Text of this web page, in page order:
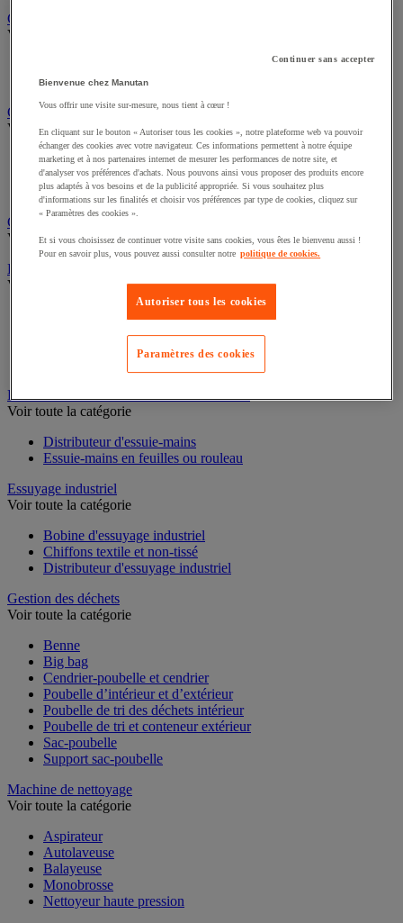
Chariot à linge et armoire à linge
Chariot à linge
Chariot de nettoyage
Voir toute la catégorie
Accessoires pour chariot de nettoyage
Chariot de lavage
Chariot de ménage
Cireuse à chaussures
Voir toute la catégorie
Équipement sanitaires, douche et salle de bain
Équipement douche
Équipement salle de bain
Équipement sanitaires
Essuie-mains et distributeur d’essuie-mains
Distributeur d'essuie-mains
Essuyage industriel
Bobine d'essuyage industriel
Chiffons textile et non-tissé
Gestion des déchets
Benne
Big bag
Cendrier-poubelle et cendrier
Poubelle d’intérieur et d’extérieur
Poubelle de tri des déchets intérieur
Poubelle de tri et conteneur extérieur
Sac-poubelle
Machine de nettoyage
Aspirateur
Autolaveuse
Balayeuse
Monobrosse
Continuer sans accepter
Bienvenue chez Manutan
Vous offrir une visite sur-mesure, nous tient à cœur !
En cliquant sur le bouton « Autoriser tous les cookies », notre plateforme web va pouvoir
échanger des cookies avec votre navigateur. Ces informations permettent à notre équipe
marketing et à nos partenaires internet de mesurer les performances de notre site, et
d'analyser vos préférences d'achats. Nous pouvons ainsi vous proposer des produits encore
plus adaptés à vos besoins et de la publicité appropriée. Si vous souhaitez plus
d'informations sur les finalités et choisir vos préférences par type de cookies, cliquez sur
« Paramètres des cookies ».
Et si vous choisissez de continuer votre visite sans cookies, vous êtes le bienvenu aussi !
Pour en savoir plus, vous pouvez aussi consulter notre politique de cookies.
Autoriser tous les cookies
Paramètres des cookies